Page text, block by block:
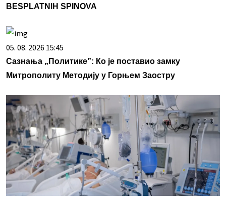
BESPLATNIH SPINOVA
05. 08. 2026 15:45
Сазнања „Политике”: Ко је поставио замку
Митрополиту Методију у Горњем Заостру